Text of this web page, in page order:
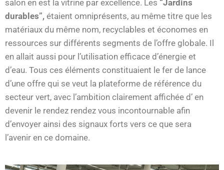
salon en est la vitrine par excellence. Les “Jardins
durables”, étaient omniprésents, au même titre que les
matériaux du même nom, recyclables et économes en
ressources sur différents segments de l’offre globale. Il
en allait aussi pour l’utilisation efficace d’énergie et
d’eau. Tous ces éléments constituaient le fer de lance
d’une offre qui se veut la plateforme de référence du
secteur vert, avec l’ambition clairement affichée d’ en
devenir le rendez rendez vous incontournable afin
d’envoyer ainsi des signaux forts vers ce que sera
l’avenir en ce domaine.